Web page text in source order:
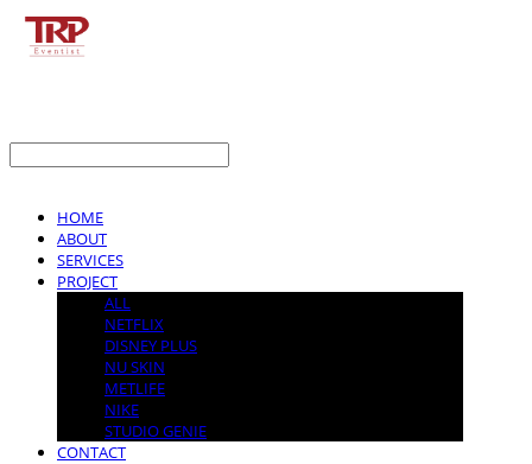
HOME
ABOUT
SERVICES
PROJECT
ALL
NETFLIX
DISNEY PLUS
NU SKIN
METLIFE
NIKE
STUDIO GENIE
CONTACT